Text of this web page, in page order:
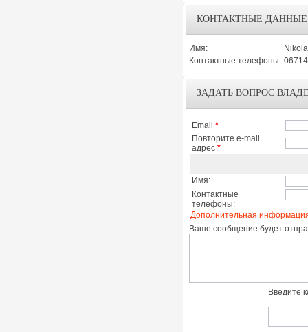
КОНТАКТНЫЕ ДАННЫЕ
Имя:
Контактные телефоны:
ЗАДАТЬ ВОПРОС
Email *
Повторите e-mail
адрес *
Имя:
Контактные
телефоны:
Дополнительная
Ваше сообщение будет
Введите